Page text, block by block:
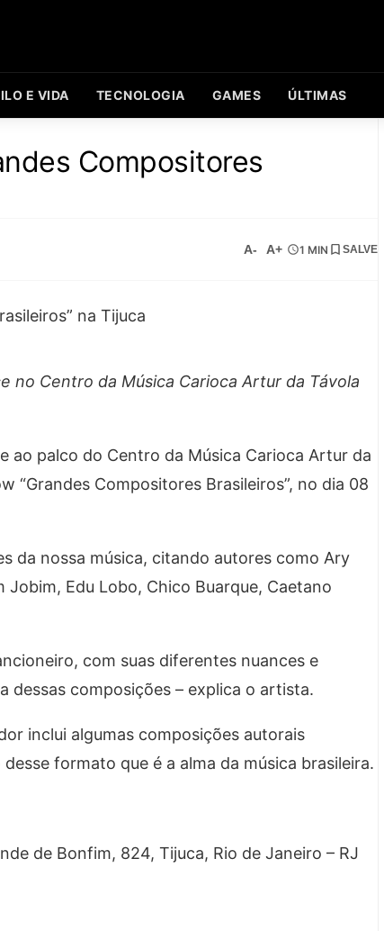
E VIDA TECNOLOGIA GAMES ÚLTIMAS
Compositores
A- A+ 1 MIN SALVE
Centro da Música Carioca Artur da Távola
ao palco do Centro da Música Carioca Artur da
“Grandes Compositores Brasileiros”, no dia 08
da nossa música, citando autores como Ary
Edu Lobo, Chico Buarque, Caetano
com suas diferentes nuances e
dessas composições – explica o artista.
inclui algumas composições autorais
formato que é a alma da música brasileira.
de Bonfim, 824, Tijuca, Rio de Janeiro – RJ